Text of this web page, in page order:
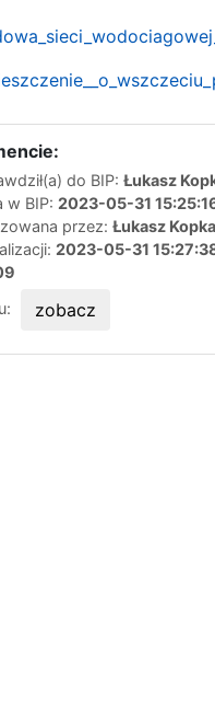
do BIP: Łukasz
w BIP: 2023-05-31
przez: Łukasz Kopka
2023-05-31
zobacz